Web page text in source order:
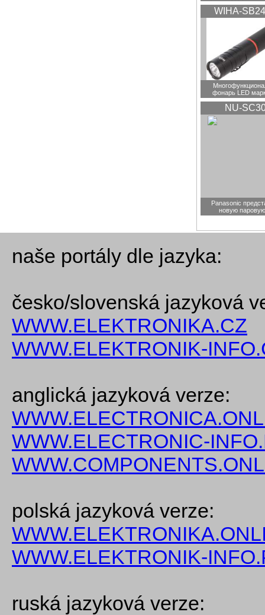
WIHA-
фонарь LED
NU-
Panasonic
новую
naše portály dle jazyka:
česko/slovenská jazyková
WWW.ELEKTRONIKA.CZ
WWW.ELEKTRONIK-
anglická jazyková verze:
WWW.ELECTRONIC-
polská jazyková verze:
WWW.ELEKTRONIK-
ruská jazyková verze: